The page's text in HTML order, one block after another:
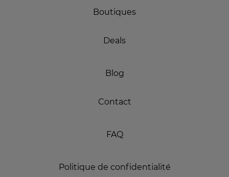
Boutiques
Deals
Blog
Contact
FAQ
Politique de confidentialité